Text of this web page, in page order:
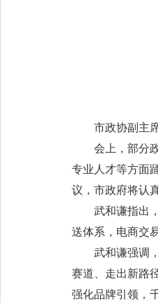
市政协副主
会上，部分
专业人才等方面
议，市政府将认
武和谦指出
送体系，电商交
武和谦强调
赛道、走出新路
强化品牌引领，